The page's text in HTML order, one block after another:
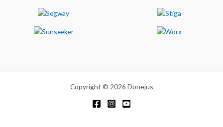
Copyright © 2026 Donėjus